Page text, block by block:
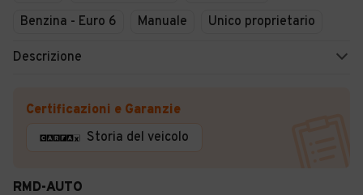
Benzina - Euro 6
Manuale Unico proprietario
Descrizione
Certificazioni e Garanzie
Storia del veicolo
RMD-AUTO